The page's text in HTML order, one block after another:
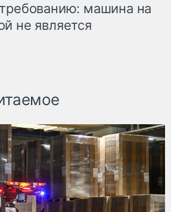
машина на
не является